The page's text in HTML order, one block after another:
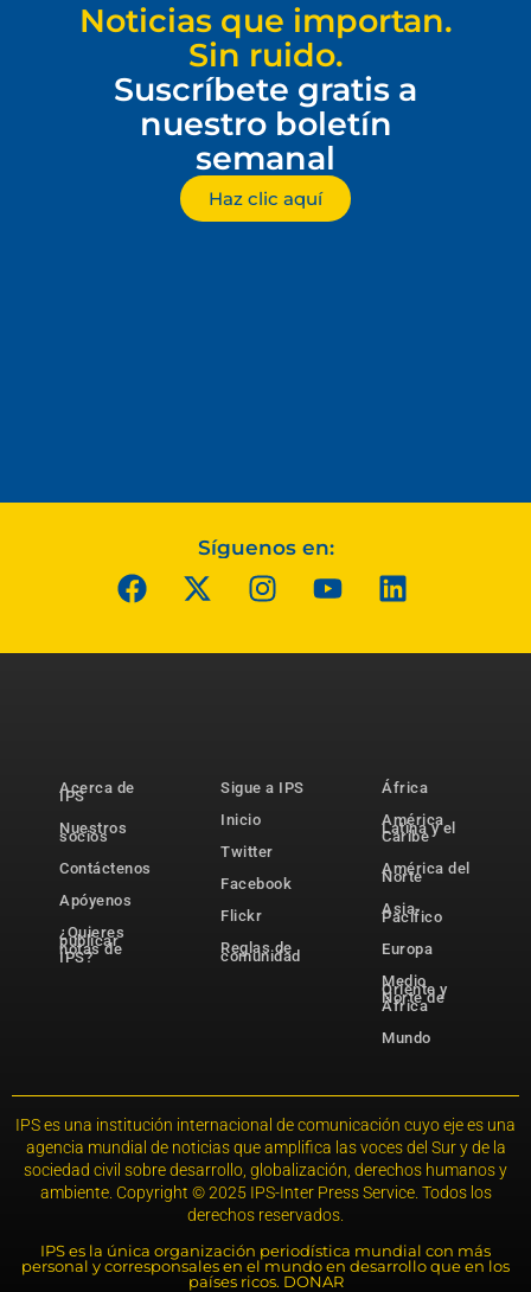
Noticias que importan.
Sin ruido.
Suscríbete gratis a
nuestro boletín
semanal
Haz clic aquí
Síguenos en:
Acerca de
IPS
Nuestros
socios
Contáctenos
Apóyenos
¿Quieres
publicar
notas de
IPS?
Sigue a IPS
Inicio
Twitter
Facebook
Flickr
Reglas de
comunidad
África
América
Latina y el
Caribe
América del
Norte
Asia-
Pacífico
Europa
Medio
Oriente y
Norte de
África
Mundo
IPS es una institución internacional de comunicación cuyo eje es una
agencia mundial de noticias que amplifica las voces del Sur y de la
sociedad civil sobre desarrollo, globalización, derechos humanos y
ambiente. Copyright © 2025 IPS-Inter Press Service. Todos los
derechos reservados.
IPS es la única organización periodística mundial con más
personal y corresponsales en el mundo en desarrollo que en los
países ricos. DONAR